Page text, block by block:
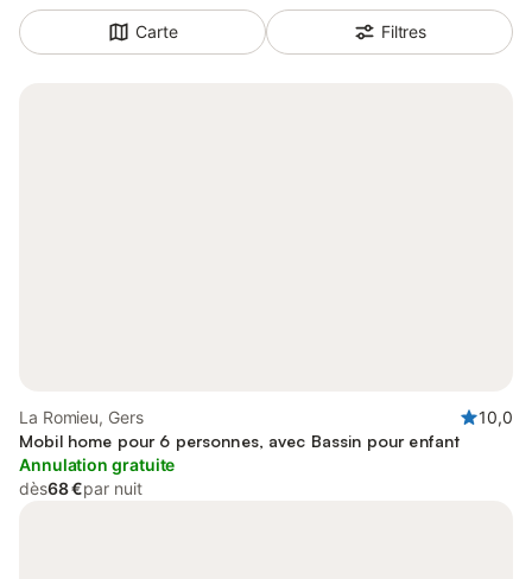
Carte Filtres
La Romieu, Gers
10,0
Mobil home pour 6 personnes, avec Bassin pour enfant
Annulation gratuite
dès68 €par nuit